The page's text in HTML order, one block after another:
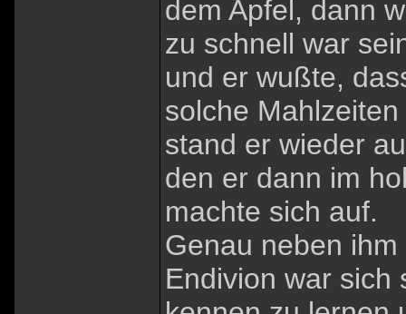
dem Apfel, dann
zu schnell war
und er wußte,
solche
stand er wieder
den er dann im
machte sich auf.
Genau neben
Endivion war sich